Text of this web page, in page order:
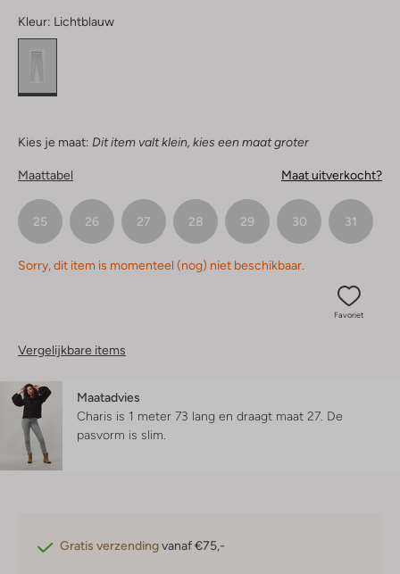
Kleur: Lichtblauw
Kies je maat: Dit item valt klein, kies een maat groter
Maattabel Maat uitverkocht?
25 26 27 28 29 30 31
Sorry, dit item is momenteel (nog) niet beschikbaar.
Favoriet
Vergelijkbare items
Maatadvies
Charis is 1 meter 73 lang en draagt maat 27. De
pasvorm is slim
Gratis verzendingvanaf €75,-